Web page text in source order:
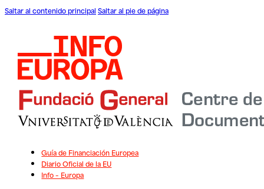
Saltar al contenido principal Saltar al pie de página
Guía de Financiación Europea
Diario Oficial de la EU
Info – Europa